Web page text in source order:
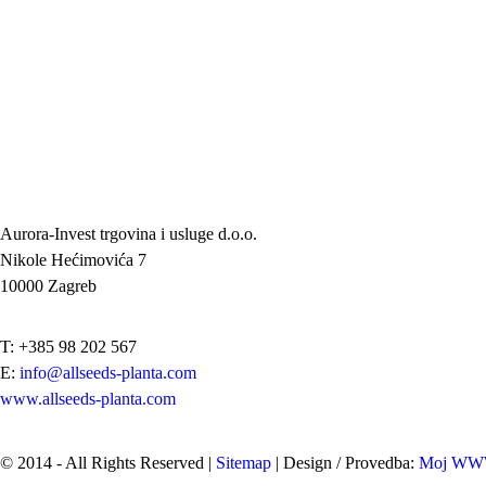
Aurora-Invest trgovina i usluge d.o.o.
Nikole Hećimovića 7
10000 Zagreb
T: +385 98 202 567
E: info@allseeds-planta.com
www.allseeds-planta.com
© 2014 - All Rights Reserved | Sitemap | Design / Provedba: Moj